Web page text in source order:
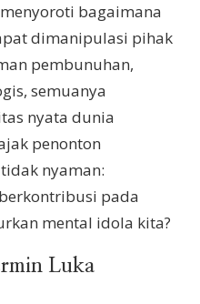
bagaimana
dimanipulasi pihak
pembunuhan,
semuanya
nyata dunia
penonton
nyaman:
pada
mental idola kita?
Luka